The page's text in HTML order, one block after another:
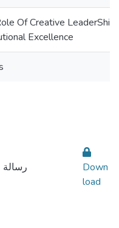
Of Creative
Excellence
رسالة
Down
load